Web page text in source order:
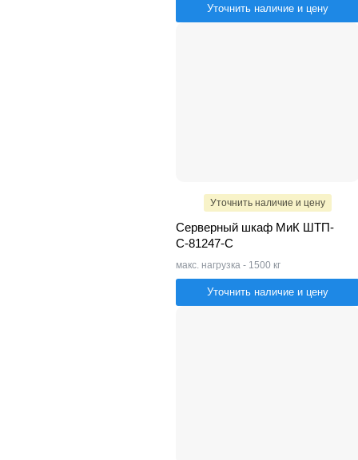
Уточнить наличие и цену
Уточнить наличие и цену
Серверный шкаф МиК ШТП-
С-81247-C
макс. нагрузка - 1500 кг
Уточнить наличие и цену